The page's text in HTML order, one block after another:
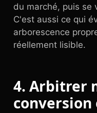
du marché, puis se
C'est aussi ce qui
arborescence
réellement lisible.
4. Arbitrer